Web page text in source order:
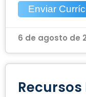
Enviar
6 de agosto de